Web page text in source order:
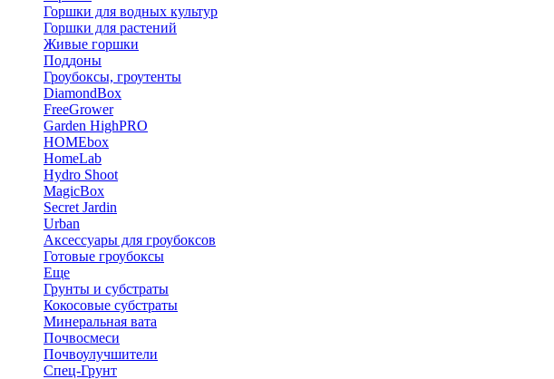
Горшки для водных культур
Горшки для растений
Живые горшки
Поддоны
Гроубоксы, гроутенты
DiamondBox
FreeGrower
Garden HighPRO
HOMEbox
HomeLab
Hydro Shoot
MagicBox
Secret Jardin
Urban
Аксессуары для гроубоксов
Готовые гроубоксы
Еще
Грунты и субстраты
Кокосовые субстраты
Минеральная вата
Почвосмеси
Почвоулучшители
Спец-Грунт